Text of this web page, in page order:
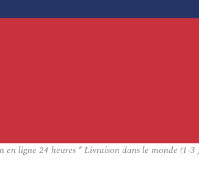
ligne 24 heures * Livraison dans le monde (1-3